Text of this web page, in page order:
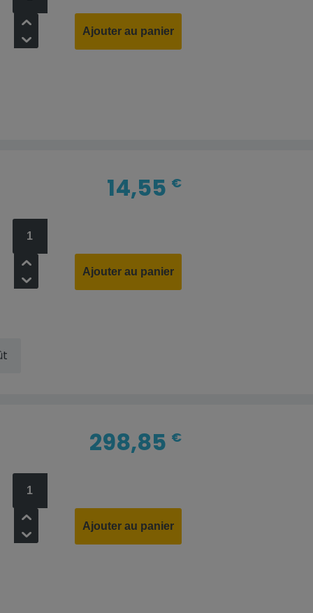
Ajouter au panier
14,55 €
Ajouter au panier
298,85 €
Ajouter au panier